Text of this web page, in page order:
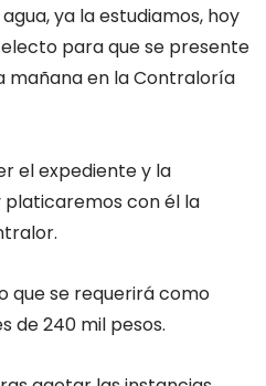
ya la estudiamos, hoy
para que se presente
mañana en la Contraloría
el expediente y la
con él la
que se requerirá como
de 240 mil pesos.